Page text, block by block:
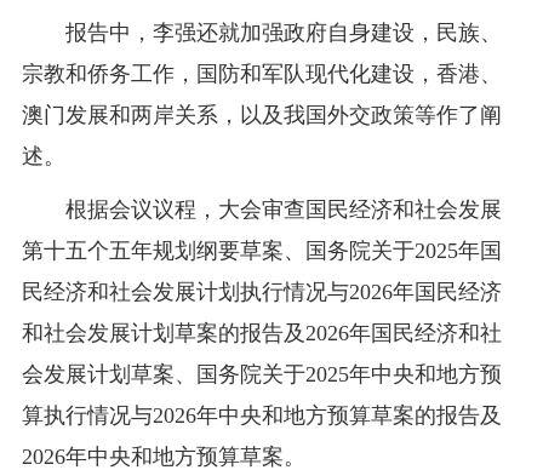
报告中，李强还就加强政府自身建设，民族、
宗教和侨务工作，国防和军队现代化建设，香港、
澳门发展和两岸关系，以及我国外交政策等作了阐
述。
根据会议议程，大会审查国民经济和社会发展
第十五个五年规划纲要草案、国务院关于2025年国
民经济和社会发展计划执行情况与2026年国民经济
和社会发展计划草案的报告及2026年国民经济和社
会发展计划草案、国务院关于2025年中央和地方预
算执行情况与2026年中央和地方预算草案的报告及
2026年中央和地方预算草案。